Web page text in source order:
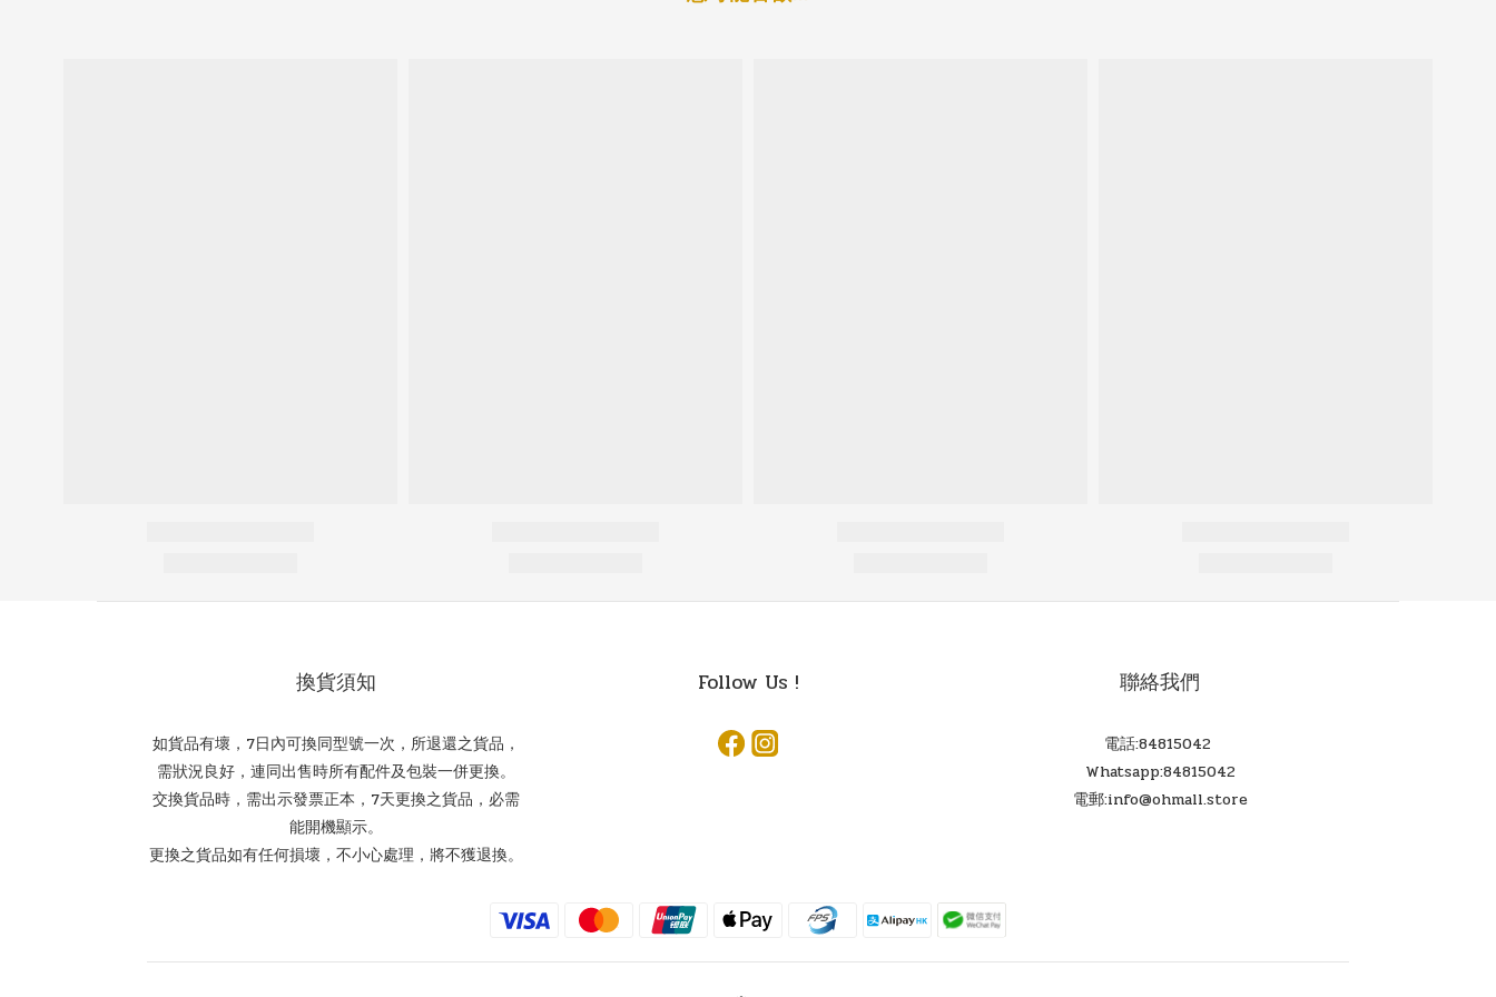
換貨須知
如貨品有壞，7日內可換同型號一次，所退還之貨品，
需狀況良好，連同出售時所有配件及包裝一併更換。
交換貨品時，需出示發票正本，7天更換之貨品，必需
能開機顯示。
更換之貨品如有任何損壞，不小心處理，將不獲退換。
Follow Us ! 聯絡我們
電話:84815042
Whatsapp:84815042
電郵:info@ohmall.store